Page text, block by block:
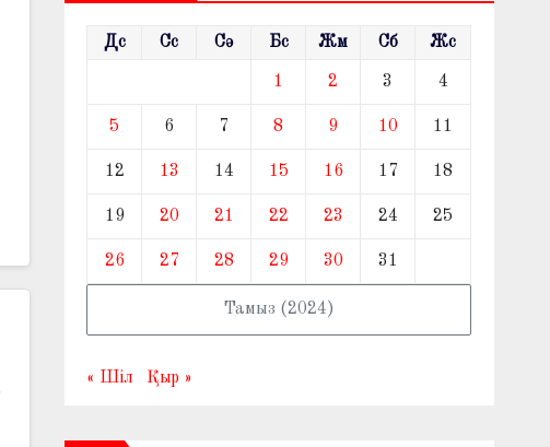
Тамыз (2024)
Дс Сс Сә Бс Жм Сб Жс
1 2 3 4
5 6 7 8 9 10 11
12 13 14 15 16 17 18
19 20 21 22 23 24 25
26 27 28 29 30 31
« Шіл Қыр »